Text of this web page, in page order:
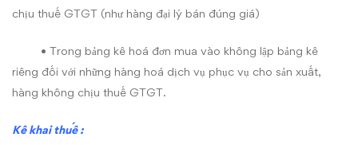
chịu thuế GTGT (như hàng đại lý bán đúng giá)
• Trong bảng kê hoá đơn mua vào không lập bảng kê
riêng đối với những hàng hoá dịch vụ phục vụ cho sản xuất,
hàng không chịu thuế GTGT.
Kê khaithuế: